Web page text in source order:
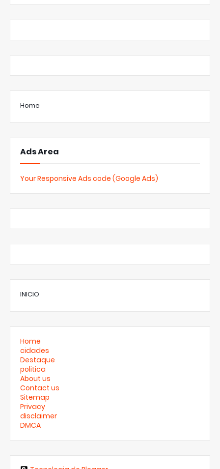
Home
Ads Area
Your Responsive Ads code (Google Ads)
INICIO
Home
cidades
Destaque
politica
About us
Contact us
Sitemap
Privacy
disclaimer
DMCA